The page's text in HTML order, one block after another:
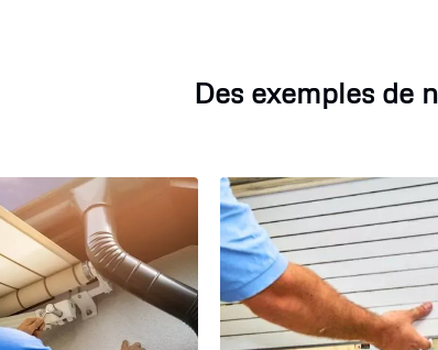
Des exemples de